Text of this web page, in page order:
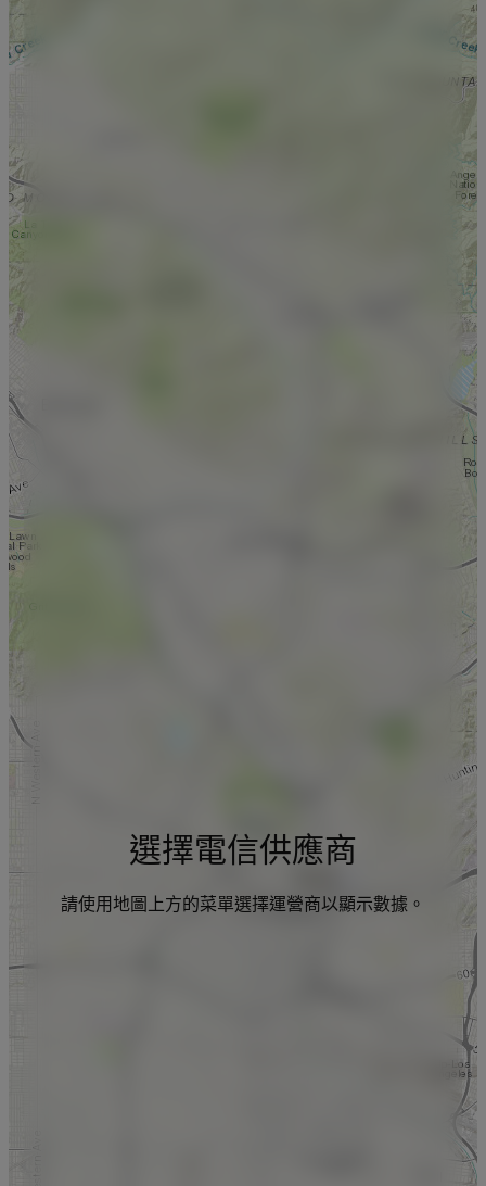
選擇電信供應商
請使用地圖上方的菜單選擇運營商以顯示數據。